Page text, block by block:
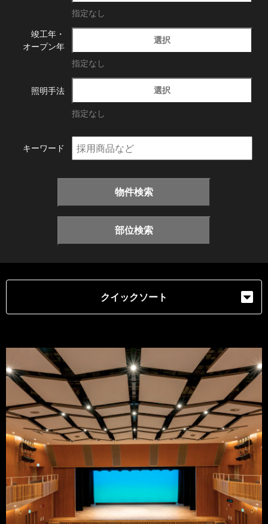
指定なし
竣工年・
オープン年
選択
指定なし
照明手法 選択
指定なし
キーワード
物件検索
部位検索
クイックソート